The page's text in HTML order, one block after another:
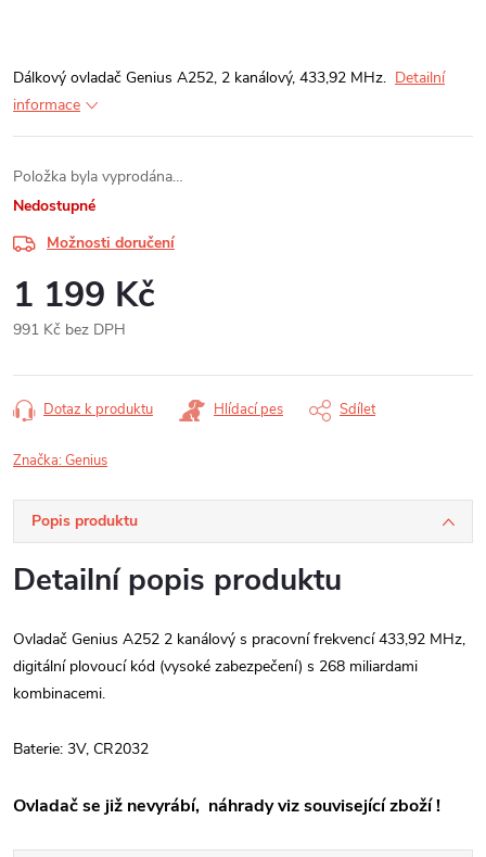
Dálkový ovladač Genius A252, 2 kanálový, 433,92 MHz. Detailní
informace
Položka byla vyprodána…
Nedostupné
Možnosti doručení
1 199 Kč
991 Kč bez DPH
cena:
Dotaz k produktu Hlídací pes Sdílet
Značka:Genius
Popis produktu
Detailní popis produktu
Ovladač Genius A252 2 kanálový s pracovní frekvencí 433,92 MHz,
digitální plovoucí kód (vysoké zabezpečení) s 268 miliardami
kombinacemi.
Baterie: 3V, CR2032
Ovladač se již nevyrábí, náhrady viz související zboží !